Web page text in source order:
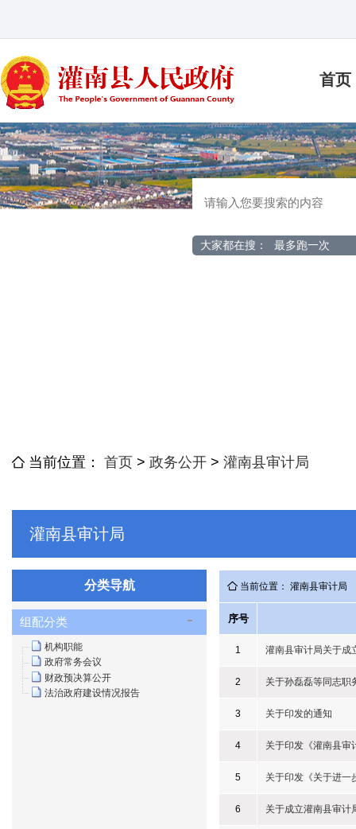
首页
大家都在搜： 最多跑一次
当前位置： 首页 > 政务公开 > 灌南县审计局
灌南县审计局
分类导航
组配分类
机构职能
政府常务会议
财政预决算公开
法治政府建设情况报告
当前位置： 灌南县审计局
序号
1 灌南县审计局关于成
2 关于孙磊磊等同志职
3 关于印发的通知
4 关于印发《灌南县审
5 关于印发《关于进一
6 关于成立灌南县审计